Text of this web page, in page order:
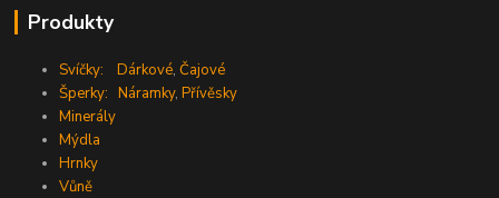
Produkty
Svíčky: Dárkové,Čajové
Šperky: Náramky,Přívěsky
Minerály
Mýdla
Hrnky
Vůně